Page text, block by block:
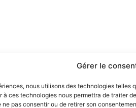
Gérer le
nous utilisons des technologies
à ces technologies nous permettra de traiter
ne pas consentir ou de retirer son